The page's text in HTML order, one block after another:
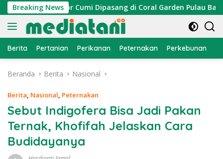
Langsung
ke
konten
Breaking News
Atraktor Cumi Dipasang di Coral Garden Pulau Barrang
Berita Pertanian Perikanan Peternakan Perkebunan
Beranda Berita Nasional
Berita, Nasional, Peternakan
Sebut Indigofera Bisa Jadi Pakan
Ternak, Khofifah Jelaskan Cara
Budidayanya